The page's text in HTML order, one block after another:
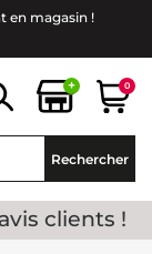
en magasin !
+ 0
Rechercher
avis clients !